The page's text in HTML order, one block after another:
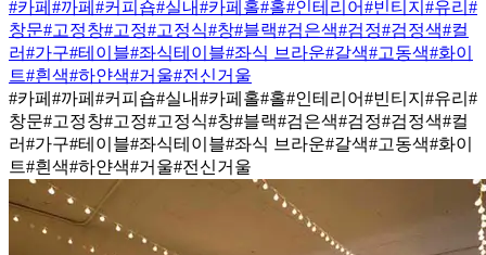
#카페 #까페 #커피숍#실내#카페홀#홀#인테리어#빈티지 #유리 #
창문#고정창#고정#고정식#창#블랙#검은색#검정#검정색#컬
러#가구#테이블#좌식테이블#좌식 브라운#갈색#고동색#화이
트#흰색#하얀색#거울#전신거울
#카페 #까페 #커피숍#실내#카페홀#홀#인테리어#빈티지 #유리 #
창문#고정창#고정#고정식#창#블랙#검은색#검정#검정색#컬
러#가구#테이블#좌식테이블#좌식 브라운#갈색#고동색#화이
트#흰색#하얀색#거울#전신거울